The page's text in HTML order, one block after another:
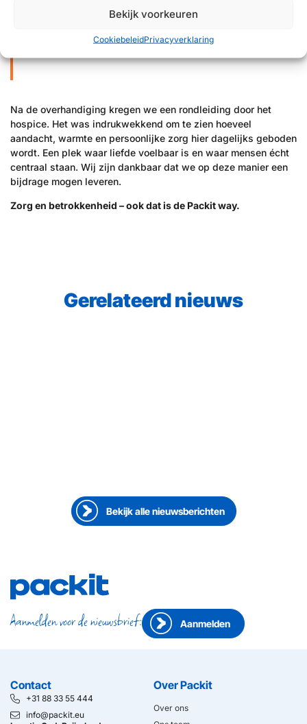
Bekijk voorkeuren
CookiebeleidPrivacyverklaring
centraal staan. Dat we hieraan mogen bijdragen,
Na de overhandiging kregen we een rondleiding door het
hospice. Het was indrukwekkend om te zien hoeveel
aandacht, warmte en persoonlijke zorg hier dagelijks geboden
wordt. Een plek waar liefde voelbaar is en waar mensen écht
centraal staan. Wij zijn dankbaar dat we op deze manier een
bijdrage mogen leveren.
Zorg en betrokkenheid – ook dat is de Packit way.
Gerelateerd nieuws
Bekijk alle nieuwsberichten
Aanmelden voor de nieuwsbrief: Aanmelden
Contact
+31 88 33 55 444
info@packit.eu
Over Packit
Over ons